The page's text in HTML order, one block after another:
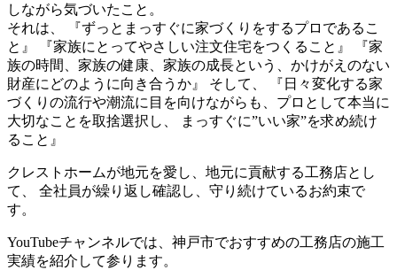
しながら気づいたこと。
それは、 『ずっとまっすぐに家づくりをするプロであるこ
と』 『家族にとってやさしい注文住宅をつくること』 『家
族の時間、家族の健康、家族の成長という、かけがえのない
財産にどのように向き合うか』 そして、 『日々変化する家
づくりの流行や潮流に目を向けながらも、プロとして本当に
大切なことを取捨選択し、 まっすぐに”いい家”を求め続け
ること』
クレストホームが地元を愛し、地元に貢献する工務店とし
て、 全社員が繰り返し確認し、守り続けているお約束で
す。
YouTubeチャンネルでは、神戸市でおすすめの工務店の施工
実績を紹介して参ります。